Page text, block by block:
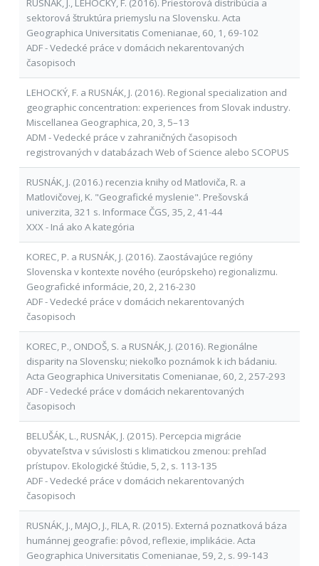
RUSNÁK, J., LEHOCKÝ, F. (2016). Priestorová distribúcia a
sektorová štruktúra priemyslu na Slovensku. Acta
Geographica Universitatis Comenianae, 60, 1, 69-102
ADF - Vedecké práce v domácich nekarentovaných
časopisoch
LEHOCKÝ, F. a RUSNÁK, J. (2016). Regional specialization and
geographic concentration: experiences from Slovak industry.
Miscellanea Geographica, 20, 3, 5–13
ADM - Vedecké práce v zahraničných časopisoch
registrovaných v databázach Web of Science alebo SCOPUS
RUSNÁK, J. (2016.) recenzia knihy od Matloviča, R. a
Matlovičovej, K. "Geografické myslenie". Prešovská
univerzita, 321 s. Informace ČGS, 35, 2, 41-44
XXX - Iná ako A kategória
KOREC, P. a RUSNÁK, J. (2016). Zaostávajúce regióny
Slovenska v kontexte nového (európskeho) regionalizmu.
Geografické informácie, 20, 2, 216-230
ADF - Vedecké práce v domácich nekarentovaných
časopisoch
KOREC, P., ONDOŠ, S. a RUSNÁK, J. (2016). Regionálne
disparity na Slovensku; niekoľko poznámok k ich bádaniu.
Acta Geographica Universitatis Comenianae, 60, 2, 257-293
ADF - Vedecké práce v domácich nekarentovaných
časopisoch
BELUŠÁK, L., RUSNÁK, J. (2015). Percepcia migrácie
obyvateľstva v súvislosti s klimatickou zmenou: prehľad
prístupov. Ekologické štúdie, 5, 2, s. 113-135
ADF - Vedecké práce v domácich nekarentovaných
časopisoch
RUSNÁK, J., MAJO, J., FILA, R. (2015). Externá poznatková báza
humánnej geografie: pôvod, reflexie, implikácie. Acta
Geographica Universitatis Comenianae, 59, 2, s. 99-143